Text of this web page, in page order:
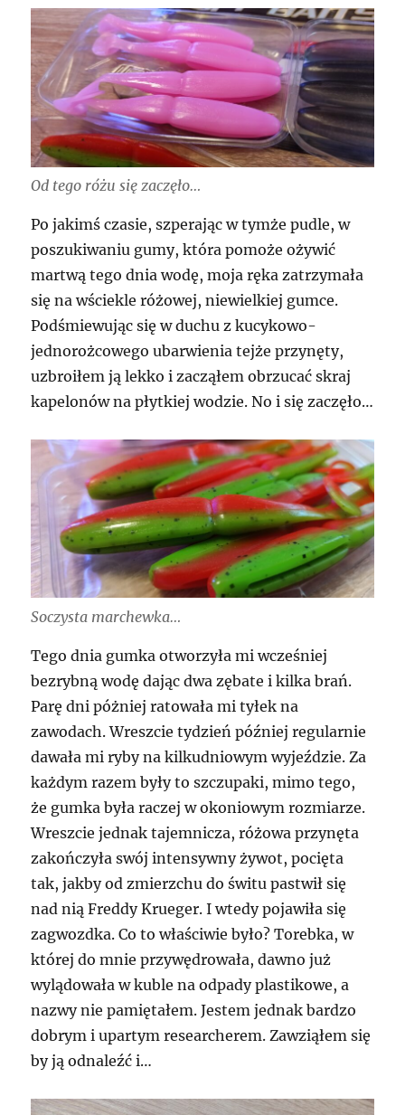
Od tego różu się zaczęło…
Po jakimś czasie, szperając w tymże pudle, w
poszukiwaniu gumy, która pomoże ożywić
martwą tego dnia wodę, moja ręka zatrzymała
się na wściekle różowej, niewielkiej gumce.
Podśmiewując się w duchu z kucykowo-
jednorożcowego ubarwienia tejże przynęty,
uzbroiłem ją lekko i zacząłem obrzucać skraj
kapelonów na płytkiej wodzie. No i się zaczęło…
Soczysta marchewka…
Tego dnia gumka otworzyła mi wcześniej
bezrybną wodę dając dwa zębate i kilka brań.
Parę dni póżniej ratowała mi tyłek na
zawodach. Wreszcie tydzień później regularnie
dawała mi ryby na kilkudniowym wyjeździe. Za
każdym razem były to szczupaki, mimo tego,
że gumka była raczej w okoniowym rozmiarze.
Wreszcie jednak tajemnicza, różowa przynęta
zakończyła swój intensywny żywot, pocięta
tak, jakby od zmierzchu do świtu pastwił się
nad nią Freddy Krueger. I wtedy pojawiła się
zagwozdka. Co to właściwie było? Torebka, w
której do mnie przywędrowała, dawno już
wylądowała w kuble na odpady plastikowe, a
nazwy nie pamiętałem. Jestem jednak bardzo
dobrym i upartym researcherem. Zawziąłem się
by ją odnaleźć i…